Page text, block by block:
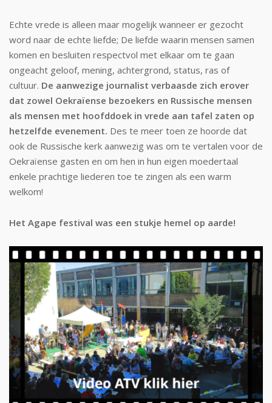
Echte vrede is alleen maar mogelijk wanneer er gezocht
word naar de echte liefde; De liefde waarin mensen samen
komen en besluiten respectvol met elkaar om te gaan
ongeacht geloof, mening, achtergrond, status, ras of
cultuur. De aanwezige journalist verbaasde zich erover
dat zowel Oekraïense bezoekers en Russische mensen
als mensen met hoofddoek in vrede aan tafel zaten op
hetzelfde evenement. Des te meer toen ze hoorde dat
ook de Russische kerk aanwezig was om te vertalen voor de
Oekraïense gasten en om hen in hun eigen moedertaal
enkele prachtige liederen toe te zingen als een warm
welkom!
Het Agape festival was een stukje hemel op aarde!